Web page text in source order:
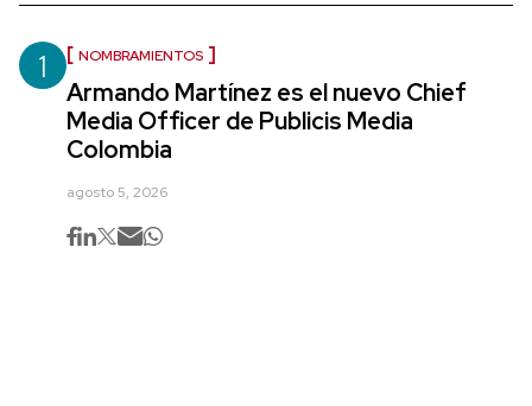
1 NOMBRAMIENTOS
Armando Martínez es el nuevo Chief
Media Officer de Publicis Media
Colombia
agosto 5, 2026